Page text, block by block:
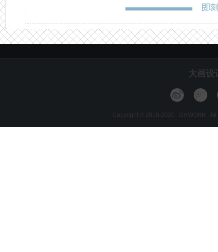
大画设
Copyright © 2010-2020 DHWORK